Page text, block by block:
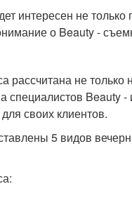
интересен не
о Beauty -
рассчитана не
специалистов Beauty
своих клиентов.
5 видов